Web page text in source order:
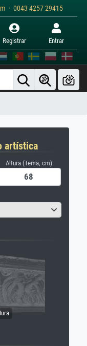
· 0043 4257 29415
Registrar Entrar
artística
Altura (Tema, cm)